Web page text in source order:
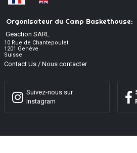
Organisateur du Camp Baskethouse:
Geaction SARL
10 Rue de Chantepoulet
1201 Genève
Suisse
Contact Us / Nous contacter
Suivez-nous sur
Instagram